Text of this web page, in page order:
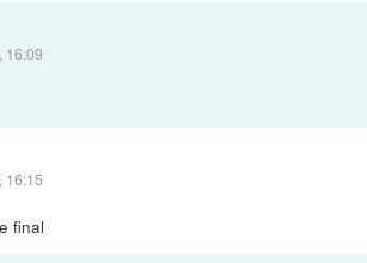
16:09
16:15
final